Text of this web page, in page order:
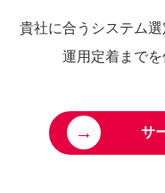
貴社に合うシステム選
運用定着までを
→ サ